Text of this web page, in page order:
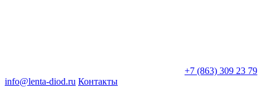
+7 (863) 309 23 79
info@lenta-diod.ru Контакты